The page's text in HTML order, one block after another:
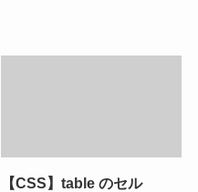
【CSS】table のセル